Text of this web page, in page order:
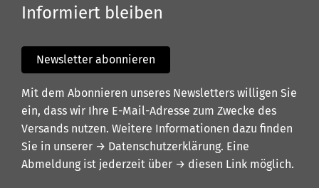
Informiert bleiben
Newsletter abonnieren
Mit dem Abonnieren unseres Newsletters willigen Sie
ein, dass wir Ihre E-Mail-Adresse zum Zwecke des
Versands nutzen. Weitere Informationen dazu finden
Sie in unserer → Datenschutzerklärung. Eine
Abmeldung ist jederzeit über → diesen Link möglich.